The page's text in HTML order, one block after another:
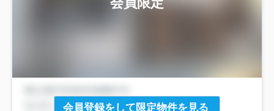
会員登録をして限定物件を見る